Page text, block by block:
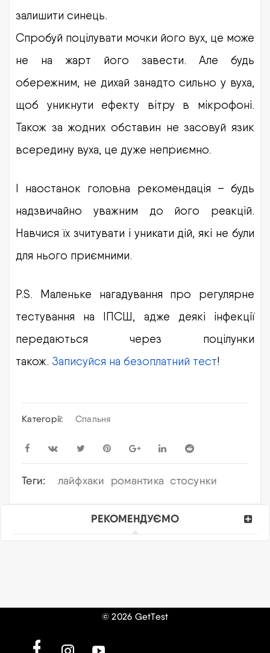
залишити синець.
Спробуй поцілувати мочки його вух, це може
не на жарт його завести. Але будь
обережним, не дихай занадто сильно у вуха,
щоб уникнути ефекту вітру в мікрофоні.
Також за жодних обставин не засовуй язик
всередину вуха, це дуже неприємно.
І наостанок головна рекомендація – будь
надзвичайно уважним до його реакцій.
Навчися їх зчитувати і уникати дій, які не були
для нього приємними.
P.S. Маленьке нагадування про регулярне
тестування на ІПСШ, адже деякі інфекції
передаються через поцілунки
також. Записуйся на безоплатний тест!
Категорії: Спальня
Теги: лайфхаки романтика стосунки
РЕКОМЕНДУЄМО
© 2026 GetTest